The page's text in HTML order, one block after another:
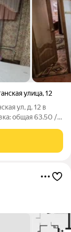
улица,12
ул, д. 12 в
общая 63.50 /
На полу